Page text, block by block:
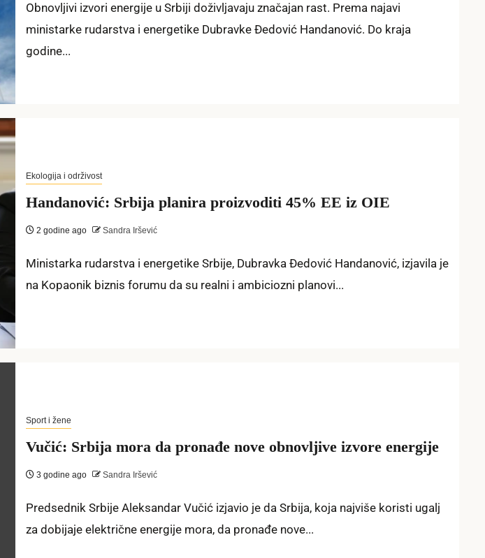
Obnovljivi izvori energije u Srbiji doživljavaju značajan rast. Prema najavi
ministarke rudarstva i energetike Dubravke Đedović Handanović. Do kraja
godine...
Ekologija i održivost
Handanović: Srbija planira proizvoditi 45% EE iz OIE
2 godine ago Sandra Iršević
Ministarka rudarstva i energetike Srbije, Dubravka Đedović Handanović, izjavila je
na Kopaonik biznis forumu da su realni i ambiciozni planovi...
Sport i žene
Vučić: Srbija mora da pronađe nove obnovljive izvore energije
3 godine ago Sandra Iršević
Predsednik Srbije Aleksandar Vučić izjavio je da Srbija, koja najviše koristi ugalj
za dobijaje električne energije mora, da pronađe nove...